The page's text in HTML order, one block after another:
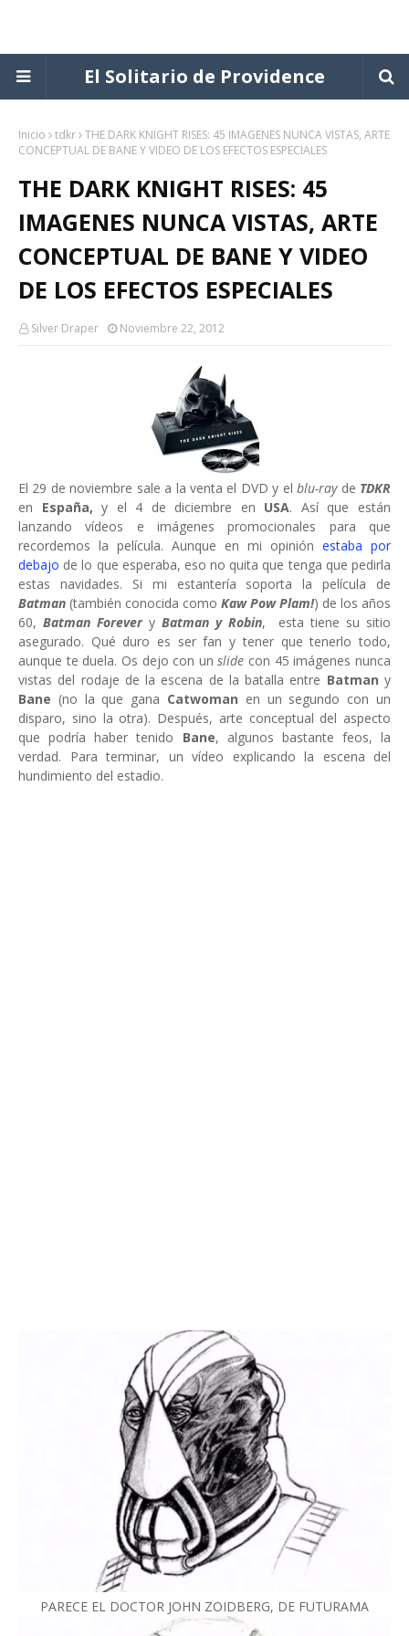
El Solitario de Providence
Inicio tdkr THE DARK KNIGHT RISES: 45 IMAGENES NUNCA VISTAS, ARTE
CONCEPTUAL DE BANE Y VIDEO DE LOS EFECTOS ESPECIALES
THE DARK KNIGHT RISES: 45
IMAGENES NUNCA VISTAS, ARTE
CONCEPTUAL DE BANE Y VIDEO
DE LOS EFECTOS ESPECIALES
Silver Draper Noviembre 22, 2012
El 29 de noviembre sale a la venta el DVD y el blu-rayde TDKR
en España, y el 4 de diciembre en USA. Así que están
lanzando vídeos e imágenes promocionales para que
recordemos la película. Aunque en mi opinión estaba por
debajo de lo que esperaba, eso no quita que tenga que pedirla
estas navidades. Si mi estantería soporta la película de
Batman (también conocida como Kaw Pow Plam!) de los años
60, Batman Forevery Batman y Robin, esta tiene su sitio
asegurado. Qué duro es ser fan y tener que tenerlo todo,
aunque te duela. Os dejo con unslide con 45 imágenes nunca
vistas del rodaje de la escena de la batalla entre Batman y
Bane (no la que gana Catwoman en un segundo con un
disparo, sino la otra). Después, arte conceptual del aspecto
que podría haber tenido Bane, algunos bastante feos, la
verdad. Para terminar, un vídeo explicando la escena del
hundimiento del estadio.
PARECE EL DOCTOR JOHN ZOIDBERG, DE FUTURAMA